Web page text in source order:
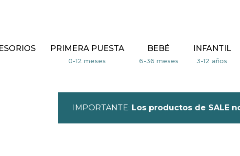
PRIMERA PUESTA BEBÉ INFANTIL
IMPORTANTE: Los productos de SALE